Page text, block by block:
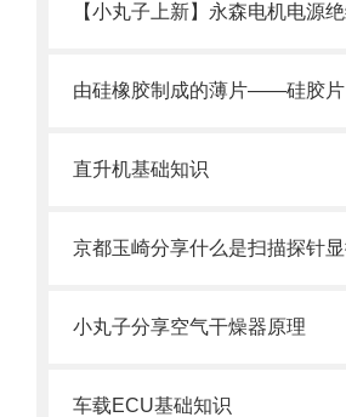
由硅橡胶制成的薄片——硅胶片
直升机基础知识
小丸子分享空气干燥器原理
车载ECU基础知识